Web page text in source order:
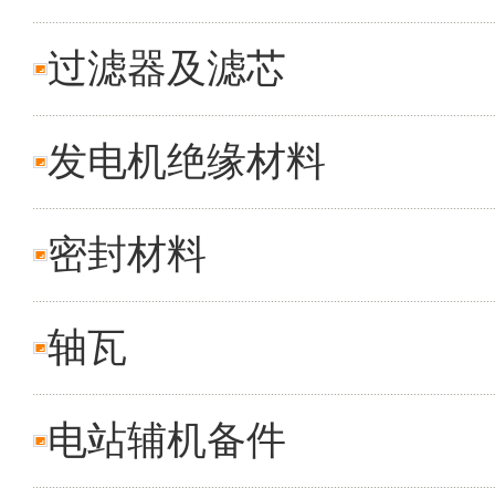
过滤器及滤芯
发电机绝缘材料
密封材料
轴瓦
电站辅机备件